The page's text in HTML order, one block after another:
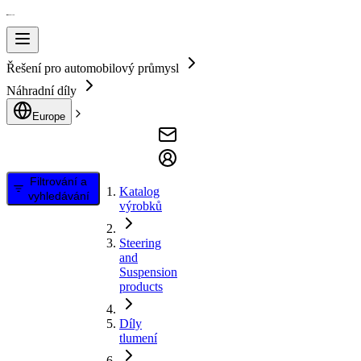
Řešení pro automobilový průmysl
Náhradní díly
Europe
Filtrování a
vyhledávání
Katalog
výrobků
Steering
and
Suspension
products
Díly
tlumení